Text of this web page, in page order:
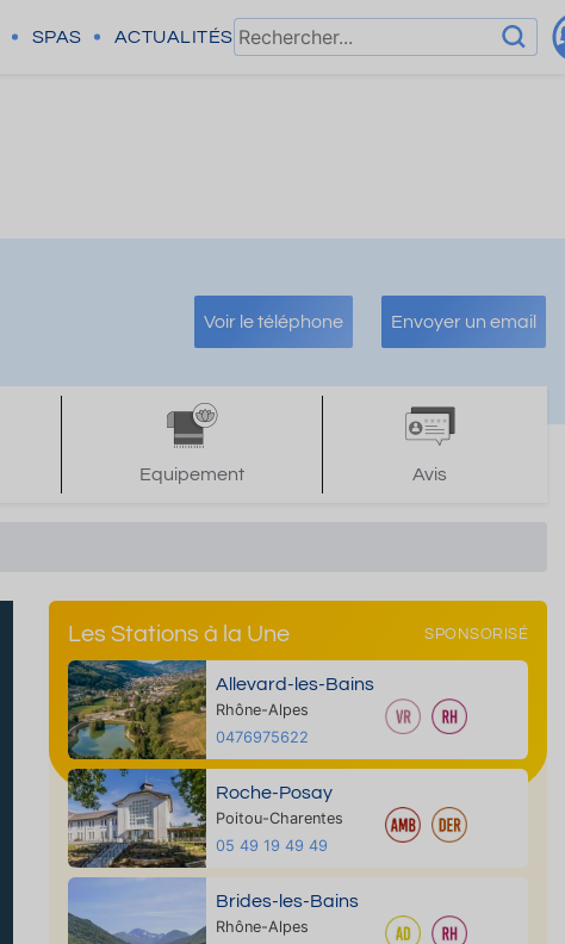
SPAS ACTUALITÉS
Voir le téléphone Envoyer un email
Equipement Avis
Les Stations à la Une SPONSORISÉ
Allevard-les-Bains
Rhône-Alpes
0476975622
Roche-Posay
Poitou-Charentes
05 49 19 49 49
Brides-les-Bains
Rhône-Alpes